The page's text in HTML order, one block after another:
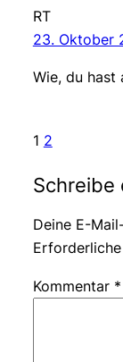
RT
23. Oktober
Wie, du hast
1 2
Schreibe
Deine E-
Kommentar *